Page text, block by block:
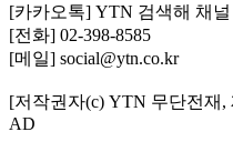
[카카오톡] YTN 검색해 채
[전화] 02-398-8585
[메일] social@ytn.co.kr
[저작권자(c) YTN 무단전재
AD